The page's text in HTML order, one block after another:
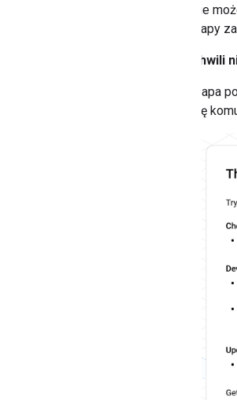
Nie
mapy
W tej chwili
Mapa
się